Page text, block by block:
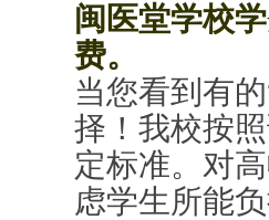
闽医堂学校
费。
当您看到有
择！ 我校按
定标准。对
虑学生所能